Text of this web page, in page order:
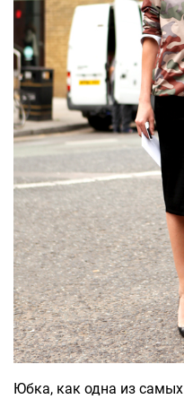
Юбка, как одна из